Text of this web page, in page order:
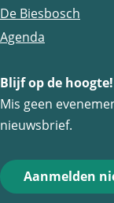
o
p
a
c
e
o
o
-
m
a
l
h
a
A
De Biesbosch
Agenda
Blijf op de hoogte!
Mis geen
nieuwsbrief.
Aanmelden